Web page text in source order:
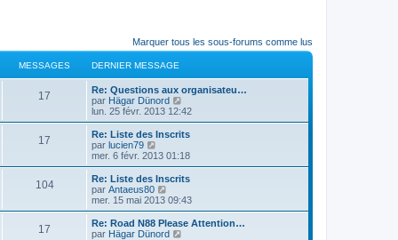
Marquer tous les sous-forums comme lus
MESSAGES DERNIER MESSAGE
17
s
a
g
D
e
r
n
i
e
r
e
s
s
a
e
Re: Questions aux organisateu…
par Hägar Dünord
o
i
r
e
e
r
n
i
r
lun. 25 févr. 2013 12:42
17
s
s
D
e
r
n
i
e
r
e
s
Re: Liste des Inscrits
par lucien79
o
i
r
l
e
e
r
mer. 6 févr. 2013 01:18
104M
D
e
r
n
i
e
Re: Liste des Inscrits
par Antaeus80
o
i
r
l
mer. 15 mai 2013 09:43
17
D
e
Re: Road N88 Please Attention…
par Hägar Dünord